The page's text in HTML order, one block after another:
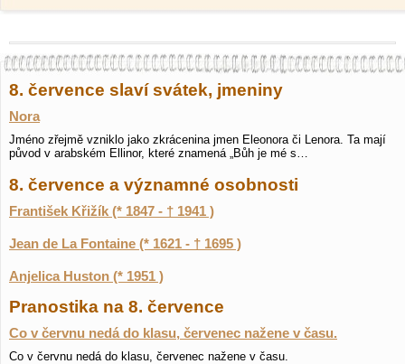
8. července slaví svátek, jmeniny
Nora
Jméno zřejmě vzniklo jako zkrácenina jmen Eleonora či Lenora. Ta mají
původ v arabském Ellinor, které znamená „Bůh je mé s…
8. července a významné osobnosti
František Křižík (* 1847 - † 1941 )
Jean de La Fontaine (* 1621 - † 1695 )
Anjelica Huston (* 1951 )
Pranostika na 8. července
Co v červnu nedá do klasu, červenec nažene v času.
Co v červnu nedá do klasu, červenec nažene v času.